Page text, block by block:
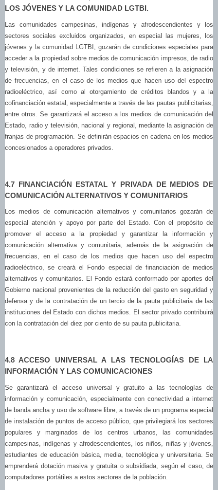
LOS JÓVENES Y LA COMUNIDAD LGTBI.
Las comunidades campesinas, indígenas y afrodescendientes y los
sectores sociales excluidos organizados, en especial las mujeres, los
jóvenes y la comunidad LGTBI, gozarán de condiciones especiales para
acceder a la propiedad sobre medios de comunicación impresos, de radio
y televisión, y de internet. Tales condiciones se refieren a la asignación
de frecuencias, en el caso de los medios que hacen uso del espectro
radioeléctrico, así como al otorgamiento de créditos blandos y a la
cofinanciación estatal, especialmente a través de las pautas publicitarias,
entre otros. Se garantizará el acceso a los medios de comunicación del
Estado, radio y televisión, nacional y regional, mediante la asignación de
franjas de programación. Se definirán espacios en cadena en los medios
concesionados a operadores privados.
4.7 FINANCIACIÓN ESTATAL Y PRIVADA DE MEDIOS DE
COMUNICACIÓN ALTERNATIVOS Y COMUNITARIOS
Los medios de comunicación alternativos y comunitarios gozarán de
especial atención y apoyo por parte del Estado. Con el propósito de
promover el acceso a la propiedad y garantizar la información y
comunicación alternativa y comunitaria, además de la asignación de
frecuencias, en el caso de los medios que hacen uso del espectro
radioeléctrico, se creará el Fondo especial de financiación de medios
alternativos y comunitarios. El Fondo estará conformado por aportes del
Gobierno nacional provenientes de la reducción del gasto en seguridad y
defensa y de la contratación de un tercio de la pauta publicitaria de las
instituciones del Estado con dichos medios. El sector privado contribuirá
con la contratación del diez por ciento de su pauta publicitaria.
4.8 ACCESO UNIVERSAL A LAS TECNOLOGÍAS DE LA
INFORMACIÓN Y LAS COMUNICACIONES
Se garantizará el acceso universal y gratuito a las tecnologías de
información y comunicación, especialmente con conectividad a internet
de banda ancha y uso de software libre, a través de un programa especial
de instalación de puntos de acceso público, que privilegiará los sectores
populares y marginados de los centros urbanos, las comunidades
campesinas, indígenas y afrodescendientes, los niños, niñas y jóvenes,
estudiantes de educación básica, media, tecnológica y universitaria. Se
emprenderá dotación masiva y gratuita o subsidiada, según el caso, de
computadores portátiles a estos sectores de la población.